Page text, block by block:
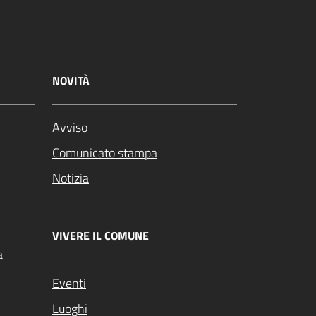
NOVITÀ
Avviso
Comunicato stampa
Notizia
VIVERE IL COMUNE
Eventi
Luoghi